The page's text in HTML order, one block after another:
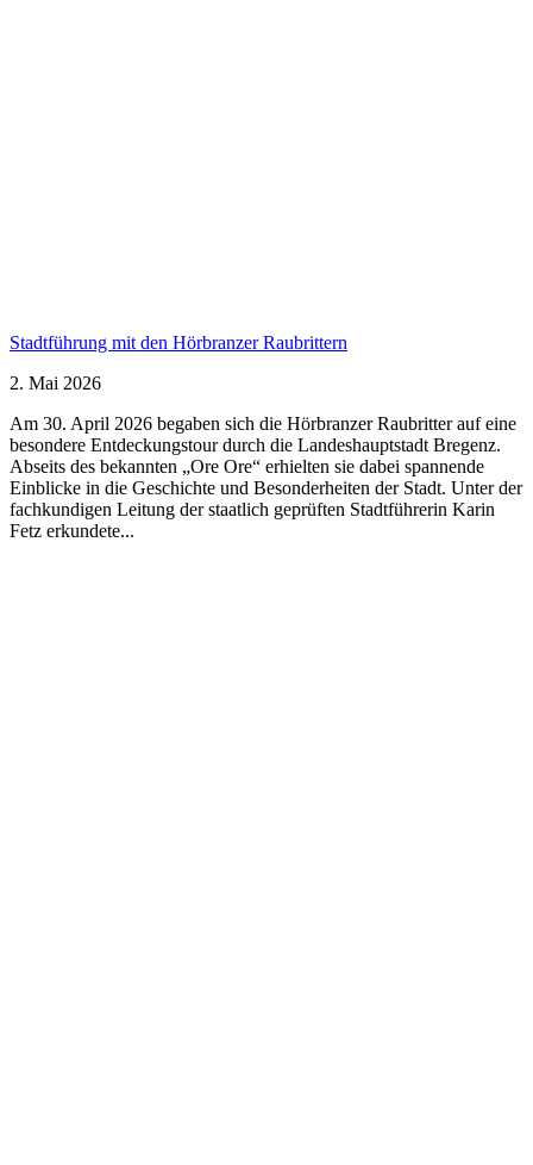
Stadtführung mit den Hörbranzer Raubrittern
2. Mai 2026
Am 30. April 2026 begaben sich die Hörbranzer Raubritter auf eine
besondere Entdeckungstour durch die Landeshauptstadt Bregenz.
Abseits des bekannten „Ore Ore“ erhielten sie dabei spannende
Einblicke in die Geschichte und Besonderheiten der Stadt. Unter der
fachkundigen Leitung der staatlich geprüften Stadtführerin Karin
Fetz erkundete...